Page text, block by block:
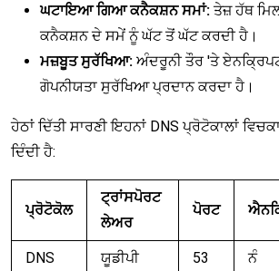
ਘਟਾਇਆ ਗਿਆ ਕਨੈਕਸ਼ਨ ਸਮਾਂ: ਤੇਜ਼ ਹੱਥ
ਕਨੈਕਸ਼ਨ ਦੇ ਸਮੇਂ ਨੂੰ ਘੱਟ ਤੋਂ ਘੱਟ ਕਰਦੀ ਹੈ।
ਮਜ਼ਬੂਤ ਸੁਰੱਖਿਆ: ਅੰਦਰੂਨੀ ਤੌਰ 'ਤੇ
ਗੋਪਨੀਯਤਾ ਸੁਰੱਖਿਆ ਪ੍ਰਦਾਨ ਕਰਦਾ ਹੈ।
ਹੇਠਾਂ ਦਿੱਤੀ ਸਾਰਣੀ ਇਹਨਾਂ DNS ਪ੍ਰੋਟੋਕਾਲਾਂ
ਦਿੰਦੀ ਹੈ:
ਪ੍ਰੋਟੋਕੋਲ
ਟ੍ਰਾਂਸਪੋਰਟ
ਲੇਅਰ
ਪੋਰਟ
DNS ਯੂਡੀਪੀ 53 ਨੰ